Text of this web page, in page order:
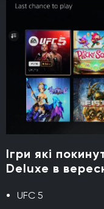
Ігри які
Deluxe в
UFC 5